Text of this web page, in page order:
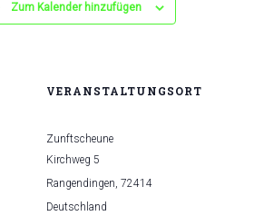
Zum Kalender hinzufügen
VERANSTALTUNGSORT
Zunftscheune
Kirchweg 5
Rangendingen, 72414
Deutschland